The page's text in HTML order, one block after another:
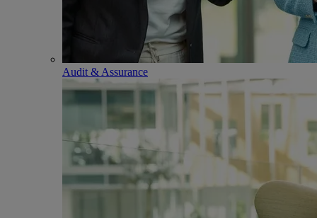
Audit & Assurance